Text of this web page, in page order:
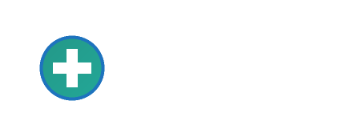
content